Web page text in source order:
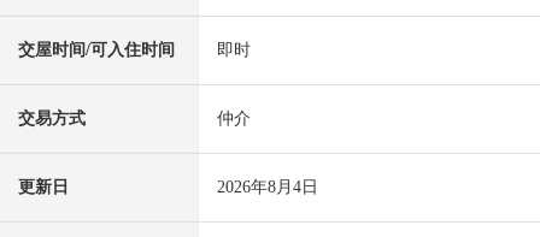
交屋时间/可入住时间 即时
交易方式 仲介
更新日 2026年8月4日